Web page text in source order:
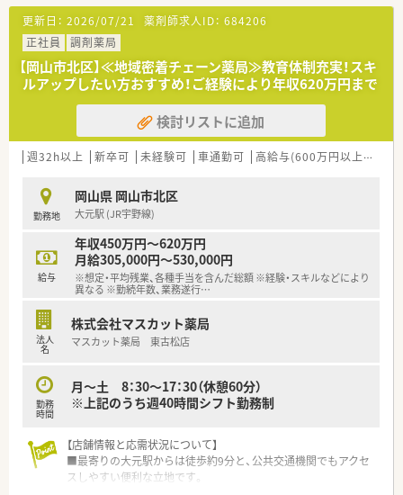
更新日： 2026/07/21 薬剤師求人ID： 684206
正社員
調剤薬局
【岡山市北区】≪地域密着チェーン薬局≫教育体制充実！スキ
ルアップしたい方おすすめ！ご経験により年収620万円まで
検討リストに追加
週32h以上 新卒可 未経験可 車通勤可 高給与(600万円以上)
勤務地
岡山県 岡山市北区
大元駅 (JR宇野線)
給与
年収450万円～620万円
月給305,000円～530,000円
※想定・平均残業、各種手当を含んだ総額 ※経験・スキルなどにより
異なる ※勤続年数、業務遂行…
法人
名
株式会社マスカット薬局
マスカット薬局 東古松店
勤務
時間
月～土 8：30～17：30（休憩60分）
※上記のうち週40時間シフト勤務制
【店舗情報と応需状況について】
■最寄りの大元駅からは徒歩約9分と、公共交通機関でもアクセ
スしやすい便利な立地です。